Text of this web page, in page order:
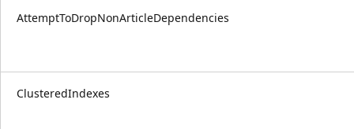
AttemptToDropNonArticleDependencies
ClusteredIndexes